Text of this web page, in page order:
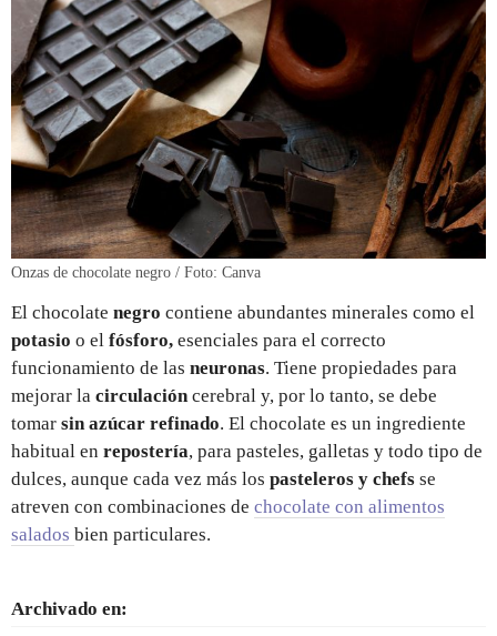
Onzas de chocolate negro / Foto: Canva
El chocolate negro contiene abundantes minerales como el
potasio o el fósforo, esenciales para el correcto
funcionamiento de las neuronas. Tiene propiedades para
mejorar la circulacióncerebral y, por lo tanto, se debe
tomar sin azúcar refinado. El chocolate es un ingrediente
habitual en repostería, para pasteles, galletas y todo tipo de
dulces, aunque cada vez más los pasteleros y chefs se
atreven con combinaciones de chocolate con alimentos
salados bien particulares.
Archivado en: